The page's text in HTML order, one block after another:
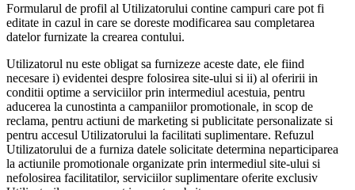
Formularul de profil al Utilizatorului contine campuri care pot fi
editate in cazul in care se doreste modificarea sau completarea
datelor furnizate la crearea contului.
Utilizatorul nu este obligat sa furnizeze aceste date, ele fiind
necesare i) evidentei despre folosirea site-ului si ii) al oferirii in
conditii optime a serviciilor prin intermediul acestuia, pentru
aducerea la cunostinta a campaniilor promotionale, in scop de
reclama, pentru actiuni de marketing si publicitate personalizate si
pentru accesul Utilizatorului la facilitati suplimentare. Refuzul
Utilizatorului de a furniza datele solicitate determina neparticiparea
la actiunile promotionale organizate prin intermediul site-ului si
nefolosirea facilitatilor, serviciilor suplimentare oferite exclusiv